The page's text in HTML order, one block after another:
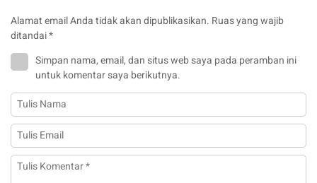
Alamat email Anda tidak akan dipublikasikan. Ruas yang wajib
ditandai*
Simpan nama, email, dan situs web saya pada peramban ini
untuk komentar saya berikutnya.